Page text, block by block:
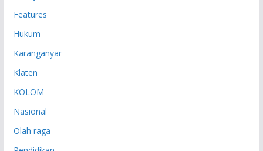
Features
Hukum
Karanganyar
Klaten
KOLOM
Nasional
Olah raga